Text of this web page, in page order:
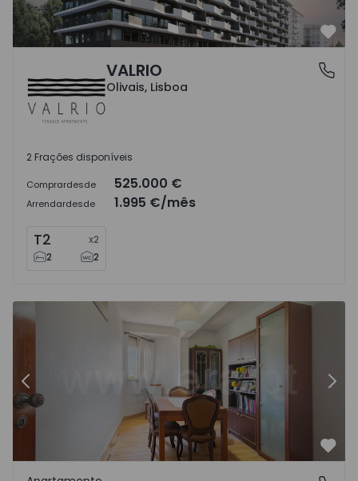
Olivais, LisboaVALRIO
Olivais, Lisboa
2 Frações disponíveis
Comprardesde 525.000 €
Arrendardesde 1.995 €/mês
T2 x2
2
2
Apartamento T3 Lisboa, Olivais Sul - 1573359 - 5
Anterior